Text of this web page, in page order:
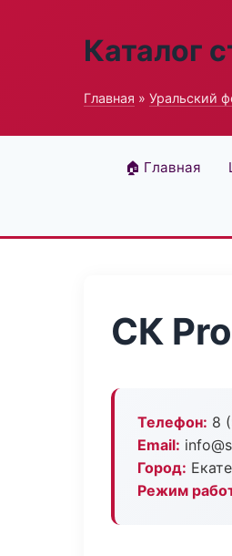
Каталог
Главная » Уральский
🏠 Главная
СК
Телефон: 8
Email:
Город:
Режим